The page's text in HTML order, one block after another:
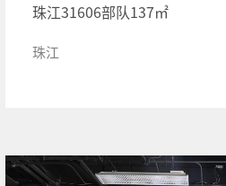
珠江31606部队137㎡
珠江